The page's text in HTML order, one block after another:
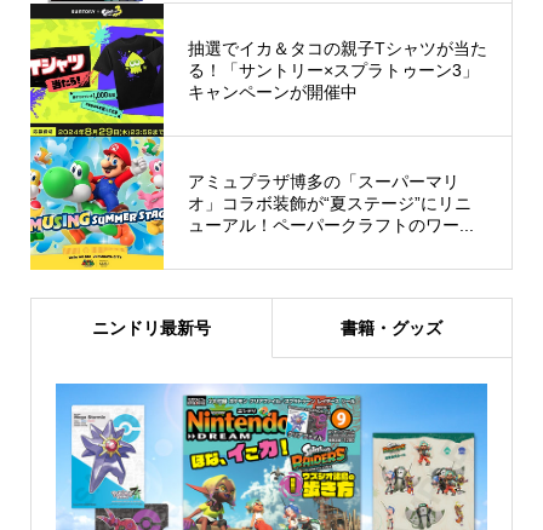
抽選でイカ＆タコの親子Tシャツが当た
る！「サントリー×スプラトゥーン3」
キャンペーンが開催中
アミュプラザ博多の「スーパーマリ
オ」コラボ装飾が“夏ステージ”にリニ
ューアル！ペーパークラフトのワー...
ニンドリ最新号 書籍・グッズ